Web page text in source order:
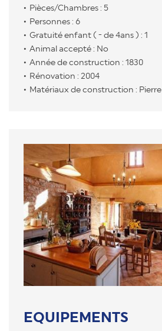
Pièces/Chambres : 5
Personnes : 6
Gratuité enfant ( - de 4ans ) : 1
Animal accepté : No
Année de construction : 1830
Rénovation : 2004
Matériaux de construction : Pierre
EQUIPEMENTS